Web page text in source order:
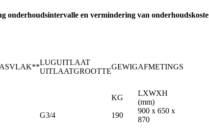
onderhoudsintervalle en vermindering van onderhoudskoste
LUGUITLAAT
UITLAATGROOTTE
GEWIGAFMETINGS
KG
LXWXH
(mm)
G3/4 190
900 x 650 x
870